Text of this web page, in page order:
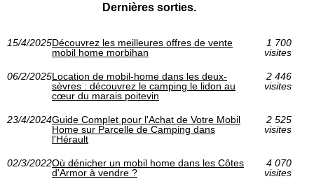
Dernières sorties.
15/4/2025Découvrez les meilleures offres de vente
mobil home morbihan
1 700
visites
06/2/2025Location de mobil-home dans les deux-
sèvres : découvrez le camping le lidon au
cœur du marais poitevin
2 446
visites
23/4/2024Guide Complet pour l'Achat de Votre Mobil
Home sur Parcelle de Camping dans
l'Hérault
2 525
visites
02/3/2022Où dénicher un mobil home dans les Côtes
d'Armor à vendre ?
4 070
visites